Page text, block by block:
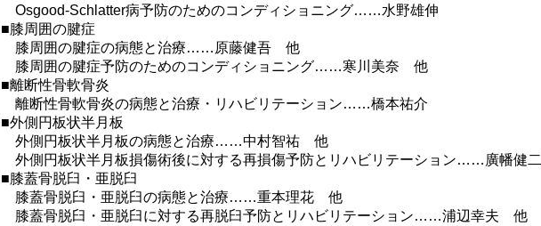
Osgood-Schlatter病予防のためのコンディショニング……水野雄伸
■膝周囲の腱症
膝周囲の腱症の病態と治療……原藤健吾 他
膝周囲の腱症予防のためのコンディショニング……寒川美奈 他
■離断性骨軟骨炎
離断性骨軟骨炎の病態と治療・リハビリテーション……橋本祐介
■外側円板状半月板
外側円板状半月板の病態と治療……中村智祐 他
外側円板状半月板損傷術後に対する再損傷予防とリハビリテーション……廣幡健二
■膝蓋骨脱臼・亜脱臼
膝蓋骨脱臼・亜脱臼の病態と治療……重本理花 他
膝蓋骨脱臼・亜脱臼に対する再脱臼予防とリハビリテーション……浦辺幸夫 他